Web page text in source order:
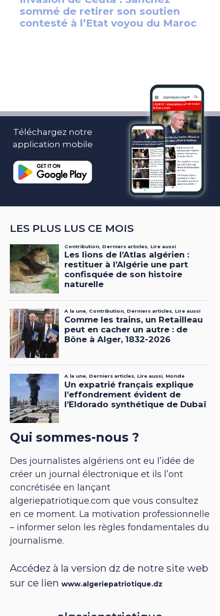
Téléchargez notre
application mobile
LES PLUS LUS CE MOIS
Qui sommes-nous ?
Des journalistes algériens ont eu l’idée de
créer un journal électronique et ils l’ont
concrétisée en lançant
algeriepatriotique.com que vous consultez
en ce moment. La motivation professionnelle
– informer selon les règles fondamentales du
journalisme.
Accédez à la version dz de notre site web
sur ce lien www.algeriepatriotique.dz